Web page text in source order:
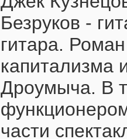
Безруков -
гитара.
капитализма
Дроумыча. В
части